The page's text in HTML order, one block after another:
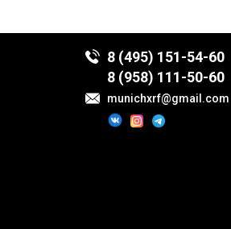
8 (495) 151-54-60
munichxrf@gmail.com
8 (958) 111-50-60